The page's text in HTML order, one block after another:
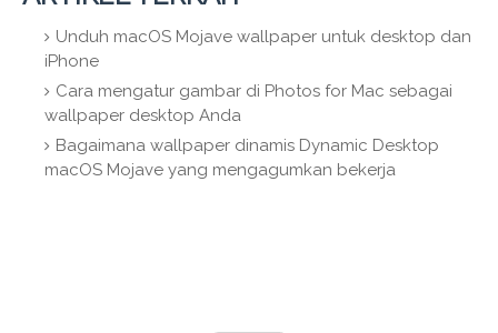
Unduh macOS Mojave wallpaper untuk desktop dan
iPhone
Cara mengatur gambar di Photos for Mac sebagai
wallpaper desktop Anda
Bagaimana wallpaper dinamis Dynamic Desktop
macOS Mojave yang mengagumkan bekerja